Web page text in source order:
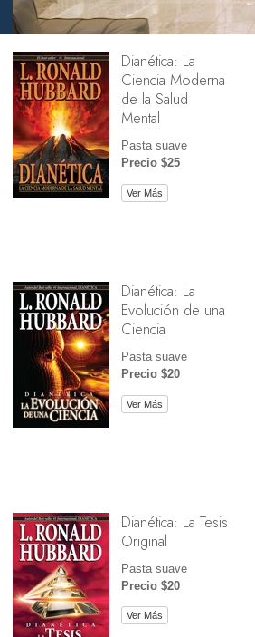
Dianética: La
Ciencia Moderna
de la Salud
Mental
Pasta suave
Precio $25
Ver Más
Dianética: La
Evolución de una
Ciencia
Pasta suave
Precio $20
Ver Más
Dianética: La Tesis
Original
Pasta suave
Precio $20
Ver Más